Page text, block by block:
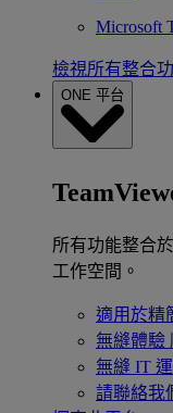
Microsoft
檢視所有整合
ONE 平台
所有功能整合
工作空間。
適用於精
無縫體驗
無縫 IT
請聯絡我